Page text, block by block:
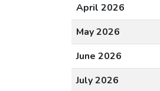
April 2026
May 2026
June 2026
July 2026